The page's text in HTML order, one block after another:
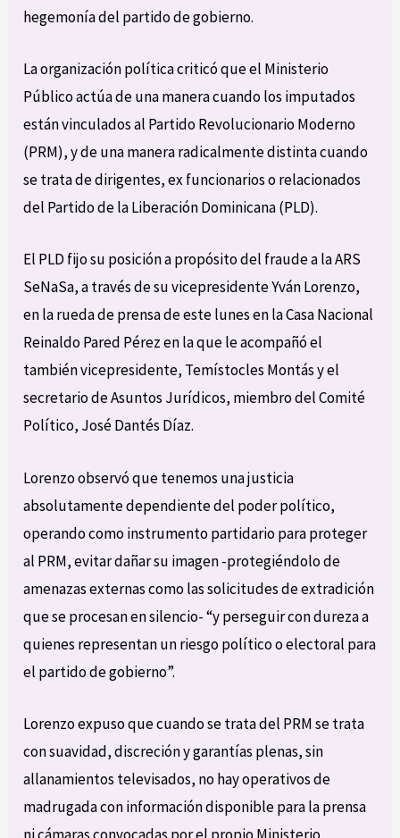
hegemonía del partido de gobierno.
La organización política criticó que el Ministerio
Público actúa de una manera cuando los imputados
están vinculados al Partido Revolucionario Moderno
(PRM), y de una manera radicalmente distinta cuando
se trata de dirigentes, ex funcionarios o relacionados
del Partido de la Liberación Dominicana (PLD).
El PLD fijo su posición a propósito del fraude a la ARS
SeNaSa, a través de su vicepresidente Yván Lorenzo,
en la rueda de prensa de este lunes en la Casa Nacional
Reinaldo Pared Pérez en la que le acompañó el
también vicepresidente, Temístocles Montás y el
secretario de Asuntos Jurídicos, miembro del Comité
Político, José Dantés Díaz.
Lorenzo observó que tenemos una justicia
absolutamente dependiente del poder político,
operando como instrumento partidario para proteger
al PRM, evitar dañar su imagen -protegiéndolo de
amenazas externas como las solicitudes de extradición
que se procesan en silencio- “y perseguir con dureza a
quienes representan un riesgo político o electoral para
el partido de gobierno”.
Lorenzo expuso que cuando se trata del PRM se trata
con suavidad, discreción y garantías plenas, sin
allanamientos televisados, no hay operativos de
madrugada con información disponible para la prensa